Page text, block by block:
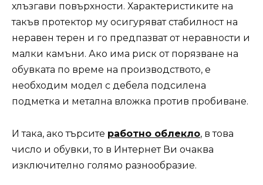
хлъзгави повърхности. Характеристиките на
такъв протектор му осигуряват стабилност на
неравен терен и го предпазват от неравности и
малки камъни. Ако има риск от порязване на
обувката по време на производството, е
необходим модел с дебела подсилена
подметка и метална вложка против пробиване.
И така, ако търсите работно облекло, в това
число и обувки, то в Интернет Ви очаква
изключително голямо разнообразие.